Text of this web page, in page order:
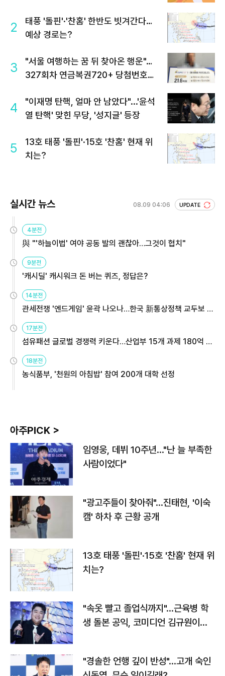
2
태풍 '돌핀'·'찬홈' 한반도 빗겨간다…
예상 경로는?
3
"서울 여행하는 꿈 뒤 찾아온 행운"…
327회차 연금복권720+ 당첨번호조
4
"이재명 탄핵, 얼마 안 남았다"...'윤석
열 탄핵' 맞힌 무당, '성지글' 등장
5
13호 태풍 '돌핀'·15호 '찬홈' 현재 위
치는?
실시간 뉴스 08.09 04:06 UPDATE
4분전
與 "'하늘이법' 여야 공동 발의 괜찮아…그것이 협치"
9분전
'캐시딜' 캐시워크 돈 버는 퀴즈, 정답은?
14분전
관세전쟁 '엔드게임' 윤곽 나오나…한국 新통상정책 교두보 활
17분전
섬유패션 글로벌 경쟁력 키운다…산업부 15개 과제 180억 지
18분전
농식품부, '천원의 아침밥' 참여 200개 대학 선정
아주PICK >
임영웅, 데뷔 10주년…"난 늘 부족한
사람이었다"
"광고주들이 찾아줘"…진태현, '이숙
캠' 하차 후 근황 공개
13호 태풍 '돌핀'·15호 '찬홈' 현재 위
치는?
"속옷 빨고 졸업식까지"…근육병 학
생 돌본 공익, 코미디언 김규원이었
"경솔한 언행 깊이 반성"…고개 숙인